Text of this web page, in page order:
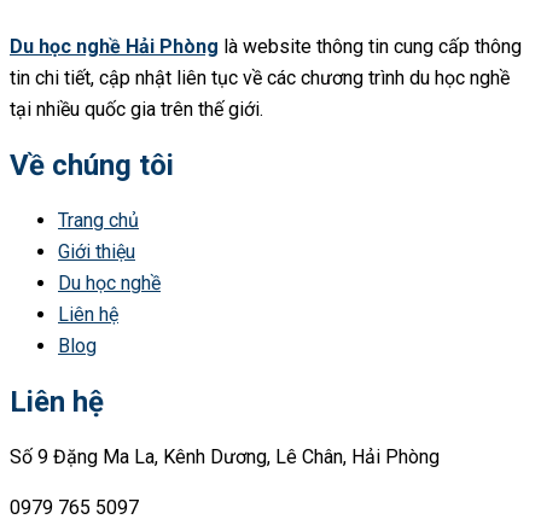
Du học nghề Hải Phòng là website thông tin cung cấp thông
tin chi tiết, cập nhật liên tục về các chương trình du học nghề
tại nhiều quốc gia trên thế giới.
Về chúng tôi
Trang chủ
Giới thiệu
Du học nghề
Liên hệ
Blog
Liên hệ
Số 9 Đặng Ma La, Kênh Dương, Lê Chân, Hải Phòng
0979 765 5097